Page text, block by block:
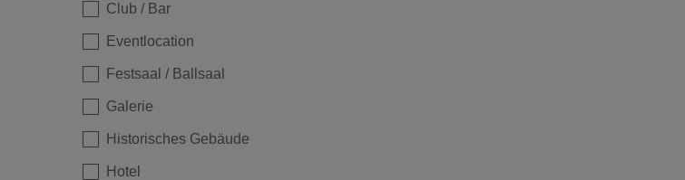
Club / Bar
Eventlocation
Festsaal / Ballsaal
Galerie
Historisches Gebäude
Hotel